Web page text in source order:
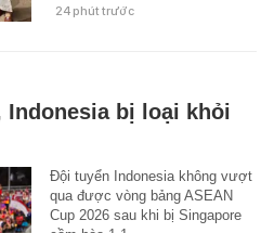
24 phút trước
Indonesia bị loại khỏi
Đội tuyển Indonesia không vượt
qua được vòng bảng ASEAN
Cup 2026 sau khi bị Singapore